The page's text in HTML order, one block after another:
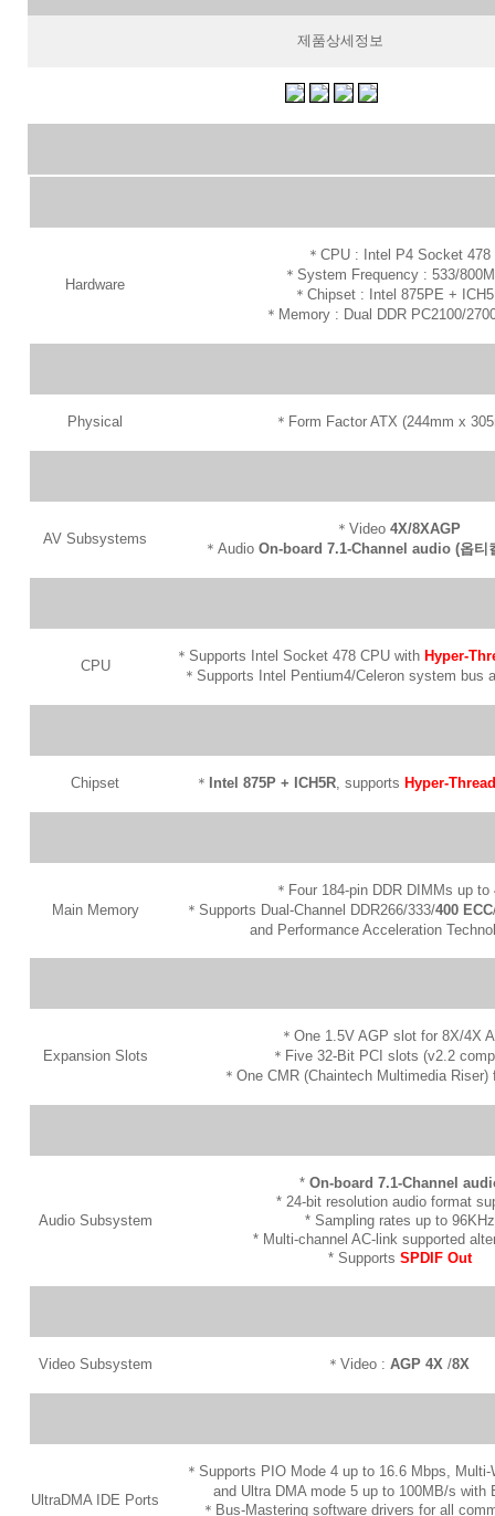
제품상세정보
Hardware
＊CPU : Intel P4 Socket 478
＊System Frequency : 533/
＊Chipset : Intel 875PE +
＊Memory : Dual DDR PC2100/
Physical ＊Form Factor ATX (244mm x
AV Subsystems
＊Video 4X/8XAGP
＊Audio On-board 7.1-Channel audio (옵티
CPU
＊Supports Intel Socket 478 CPU with Hyper-
＊Supports Intel Pentium4/Celeron system bus
Chipset ＊ Intel 875P + ICH5R, supports Hyper-
Main Memory
＊Four 184-pin DDR DIMMs up to
＊Supports Dual-Channel DDR266/333/400 ECC
and Performance Acceleration
Expansion Slots
＊One 1.5V AGP slot for 8X/4X
＊Five 32-Bit PCI slots (v2.2
＊One CMR (Chaintech Multimedia Riser)
Audio Subsystem
* On-board 7.1-Channel
* 24-bit resolution audio format
* Sampling rates up to 96KHz
* Multi-channel AC-link supported
* Supports SPDIF Out
Video Subsystem ＊Video : AGP 4X /8X
UltraDMA IDE Ports
＊Supports PIO Mode 4 up to 16.6 Mbps, Multi-
and Ultra DMA mode 5 up to 100MB/s with
＊Bus-Mastering software drivers for all